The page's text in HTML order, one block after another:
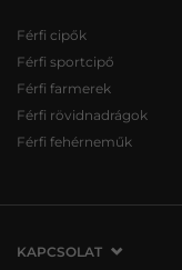
Férfi cipők
Férfi sportcipő
Férfi farmerek
Férfi rövidnadrágok
Férfi fehérneműk
KAPCSOLAT